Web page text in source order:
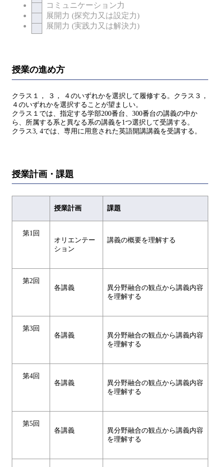
コミュニケーション力
展開力 (探究力又は設定力)
展開力 (実践力又は解決力)
授業の進め方
クラス１， ３， ４のいずれかを選択して履修する。クラス３，
４のいずれかを選択することが望ましい。
クラス１では、指定する学部200番台、300番台の講義の中か
ら、所属する系と異なる系の講義を1つ選択して受講する。
クラス3, 4では、専用に用意された英語開講講義を受講する。
授業計画・課題
授業計画 課題
第1回
オリエンテー
ション
講義の概要を理解する
第2回
各講義
異分野融合の観点から講義内容
を理解する
第3回
各講義
異分野融合の観点から講義内容
を理解する
第4回
各講義
異分野融合の観点から講義内容
を理解する
第5回
各講義
異分野融合の観点から講義内容
を理解する